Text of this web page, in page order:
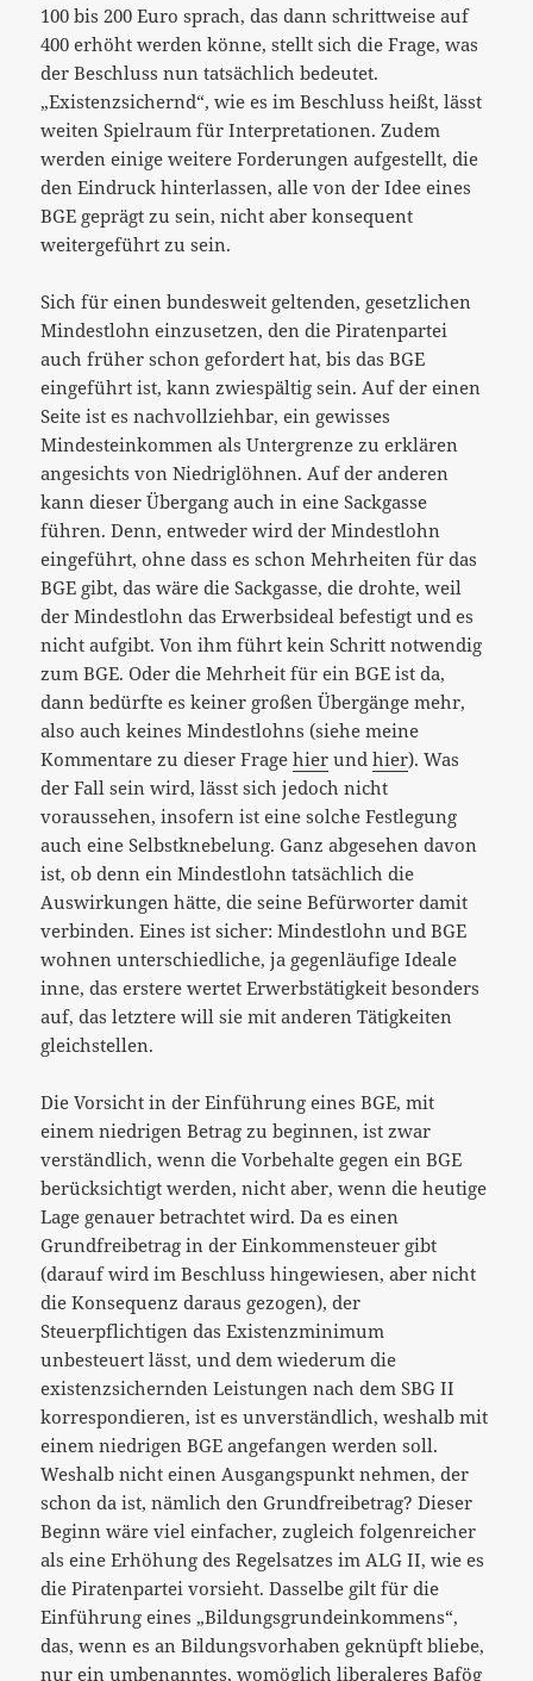
100 bis 200 Euro sprach, das dann schrittweise auf
400 erhöht werden könne, stellt sich die Frage, was
der Beschluss nun tatsächlich bedeutet.
„Existenzsichernd“, wie es im Beschluss heißt, lässt
weiten Spielraum für Interpretationen. Zudem
werden einige weitere Forderungen aufgestellt, die
den Eindruck hinterlassen, alle von der Idee eines
BGE geprägt zu sein, nicht aber konsequent
weitergeführt zu sein.
Sich für einen bundesweit geltenden, gesetzlichen
Mindestlohn einzusetzen, den die Piratenpartei
auch früher schon gefordert hat, bis das BGE
eingeführt ist, kann zwiespältig sein. Auf der einen
Seite ist es nachvollziehbar, ein gewisses
Mindesteinkommen als Untergrenze zu erklären
angesichts von Niedriglöhnen. Auf der anderen
kann dieser Übergang auch in eine Sackgasse
führen. Denn, entweder wird der Mindestlohn
eingeführt, ohne dass es schon Mehrheiten für das
BGE gibt, das wäre die Sackgasse, die drohte, weil
der Mindestlohn das Erwerbsideal befestigt und es
nicht aufgibt. Von ihm führt kein Schritt notwendig
zum BGE. Oder die Mehrheit für ein BGE ist da,
dann bedürfte es keiner großen Übergänge mehr,
also auch keines Mindestlohns (siehe meine
Kommentare zu dieser Fragehier undhier). Was
der Fall sein wird, lässt sich jedoch nicht
voraussehen, insofern ist eine solche Festlegung
auch eine Selbstknebelung. Ganz abgesehen davon
ist, ob denn ein Mindestlohn tatsächlich die
Auswirkungen hätte, die seine Befürworter damit
verbinden. Eines ist sicher: Mindestlohn und BGE
wohnen unterschiedliche, ja gegenläufige Ideale
inne, das erstere wertet Erwerbstätigkeit besonders
auf, das letztere will sie mit anderen Tätigkeiten
gleichstellen.
Die Vorsicht in der Einführung eines BGE, mit
einem niedrigen Betrag zu beginnen, ist zwar
verständlich, wenn die Vorbehalte gegen ein BGE
berücksichtigt werden, nicht aber, wenn die heutige
Lage genauer betrachtet wird. Da es einen
Grundfreibetrag in der Einkommensteuer gibt
(darauf wird im Beschluss hingewiesen, aber nicht
die Konsequenz daraus gezogen), der
Steuerpflichtigen das Existenzminimum
unbesteuert lässt, und dem wiederum die
existenzsichernden Leistungen nach dem SBG II
korrespondieren, ist es unverständlich, weshalb mit
einem niedrigen BGE angefangen werden soll.
Weshalb nicht einen Ausgangspunkt nehmen, der
schon da ist, nämlich den Grundfreibetrag? Dieser
Beginn wäre viel einfacher, zugleich folgenreicher
als eine Erhöhung des Regelsatzes im ALG II, wie es
die Piratenpartei vorsieht. Dasselbe gilt für die
Einführung eines „Bildungsgrundeinkommens“,
das, wenn es an Bildungsvorhaben geknüpft bliebe,
nur ein umbenanntes, womöglich liberaleres Bafög